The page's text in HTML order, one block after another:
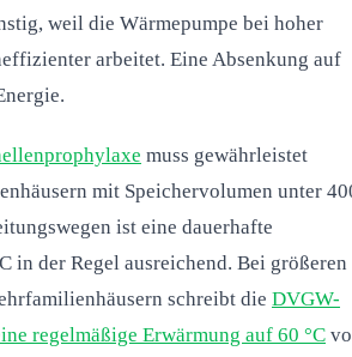
weil die Wärmepumpe bei hoher
arbeitet. Eine Absenkung auf
muss gewährleistet
mit Speichervolumen unter
ist eine dauerhafte
in der Regel ausreichend. Bei größeren
schreibt die DVGW-
regelmäßige Erwärmung auf 60 °C